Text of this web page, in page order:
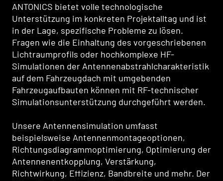
ANTONICS bietet volle technologische
Unterstützung im konkreten Projektalltag und ist
in der Lage, spezifische Probleme zu lösen.
Fragen wie die Einhaltung des vorgeschriebenen
Lichtraumprofils oder hochkomplexe HF-
Simulationen der Antennenabstrahlcharakteristik
auf dem Fahrzeugdach mit umgebenden
Fahrzeugaufbauten können mit RF-technischer
Simulationsunterstützung durchgeführt werden.
Unsere Antennensimulation umfasst
beispielsweise Antennenmontageoptionen,
Richtungsdiagrammoptimierung, Optimierung der
Antennenentkopplung, Verstärkung,
Richtwirkung, Effizienz, Bandbreite und mehr. Der